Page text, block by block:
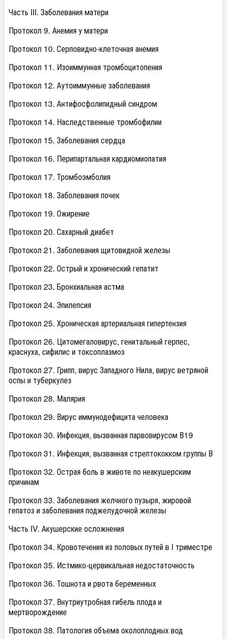
Часть III. Заболевания матери
Протокол 9. Анемия у матери
Протокол 10. Серповидно-клеточная анемия
Протокол 11. Изоиммунная тромбоцитопения
Протокол 12. Аутоиммунные заболевания
Протокол 13. Антифосфолипидный синдром
Протокол 14. Наследственные тромбофилии
Протокол 15. Заболевания сердца
Протокол 16. Перипартальная кардиомиопатия
Протокол 17. Тромбоэмболия
Протокол 18. Заболевания почек
Протокол 19. Ожирение
Протокол 20. Сахарный диабет
Протокол 21. Заболевания щитовидной железы
Протокол 22. Острый и хронический гепатит
Протокол 23. Бронхиальная астма
Протокол 24. Эпилепсия
Протокол 25. Хроническая артериальная гипертензия
Протокол 26. Цитомегаловирус, генитальный герпес,
краснуха, сифилис и токсоплазмоз
Протокол 27. Грипп, вирус Западного Нила, вирус ветряной
оспы и туберкулез
Протокол 28. Малярия
Протокол 29. Вирус иммунодефицита человека
Протокол 30. Инфекция, вызванная парвовирусом В19
Протокол 31. Инфекция, вызванная стрептококком группы В
Протокол 32. Острая боль в животе по неакушерским
причинам
Протокол 33. Заболевания желчного пузыря, жировой
гепатоз и заболевания поджелудочной железы
Часть IV. Акушерские осложнения
Протокол 34. Кровотечения из половых путей в I триместре
Протокол 35. Истмико-цервикальная недостаточность
Протокол 36. Тошнота и рвота беременных
Протокол 37. Внутриутробная гибель плода и
мертворождение
Протокол 38. Патология объема околоплодных вод